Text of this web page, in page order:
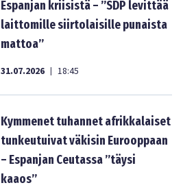
Espanjan kriisistä – ”SDP levittää
laittomille siirtolaisille punaista
mattoa”
31.07.2026 | 18:45
Kymmenet tuhannet afrikkalaiset
tunkeutuivat väkisin Eurooppaan
– Espanjan Ceutassa ”täysi
kaaos”